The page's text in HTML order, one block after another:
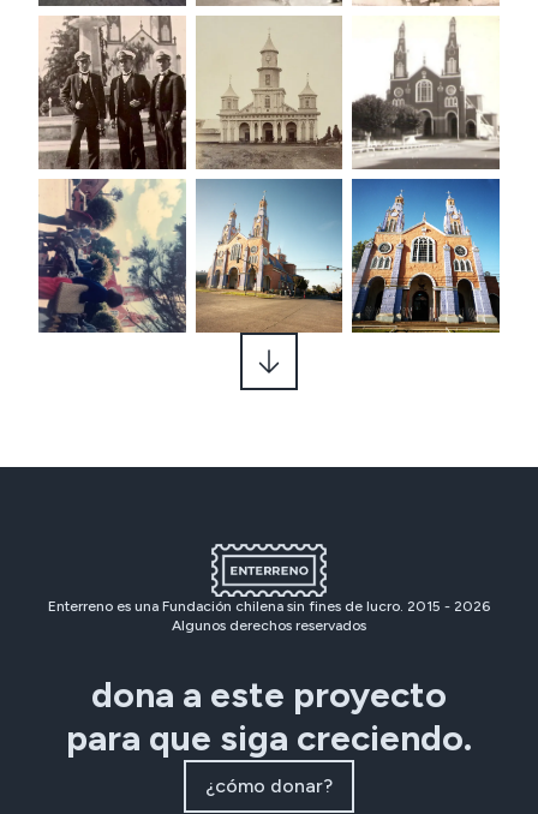
Enterreno es una Fundación chilena sin fines de lucro. 2015 - 2026
Algunos derechos reservados
dona a este proyecto
para que siga creciendo.
¿cómo donar?